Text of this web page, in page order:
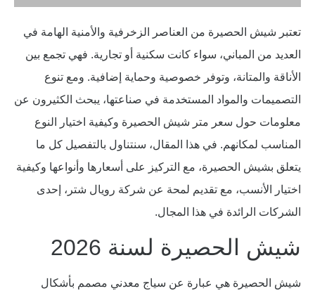
تعتبر شيش الحصيرة من العناصر الزخرفية والأمنية الهامة في
العديد من المباني، سواء كانت سكنية أو تجارية. فهي تجمع بين
الأناقة والمتانة، وتوفر خصوصية وحماية إضافية. ومع تنوع
التصميمات والمواد المستخدمة في صناعتها، يبحث الكثيرون عن
معلومات حول سعر متر شيش الحصيرة وكيفية اختيار النوع
المناسب لمكانهم. في هذا المقال، سنتناول بالتفصيل كل ما
يتعلق بشيش الحصيرة، مع التركيز على أسعارها وأنواعها وكيفية
اختيار الأنسب، مع تقديم لمحة عن شركة رويال شتر، إحدى
الشركات الرائدة في هذا المجال.
شيش الحصيرة لسنة 2026
شيش الحصيرة هي عبارة عن سياج معدني مصمم بأشكال